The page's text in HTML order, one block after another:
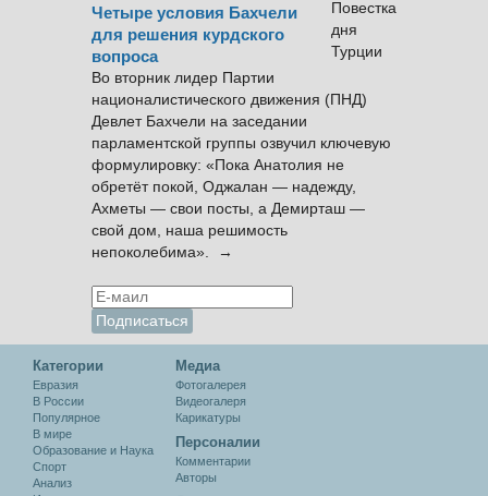
Четыре условия Бахчели
для решения курдского
вопроса
Во вторник лидер Партии
националистического движения (ПНД)
Девлет Бахчели на заседании
парламентской группы озвучил ключевую
формулировку: «Пока Анатолия не
обретёт покой, Оджалан — надежду,
Ахметы — свои посты, а Демирташ —
свой дом, наша решимость
непоколебима». →
Категории
Евразия
В России
Популярное
В мире
Образование и Наука
Спорт
Анализ
Медиа
Фотогалерея
Видеогалеря
Карикатуры
Персоналии
Комментарии
Авторы